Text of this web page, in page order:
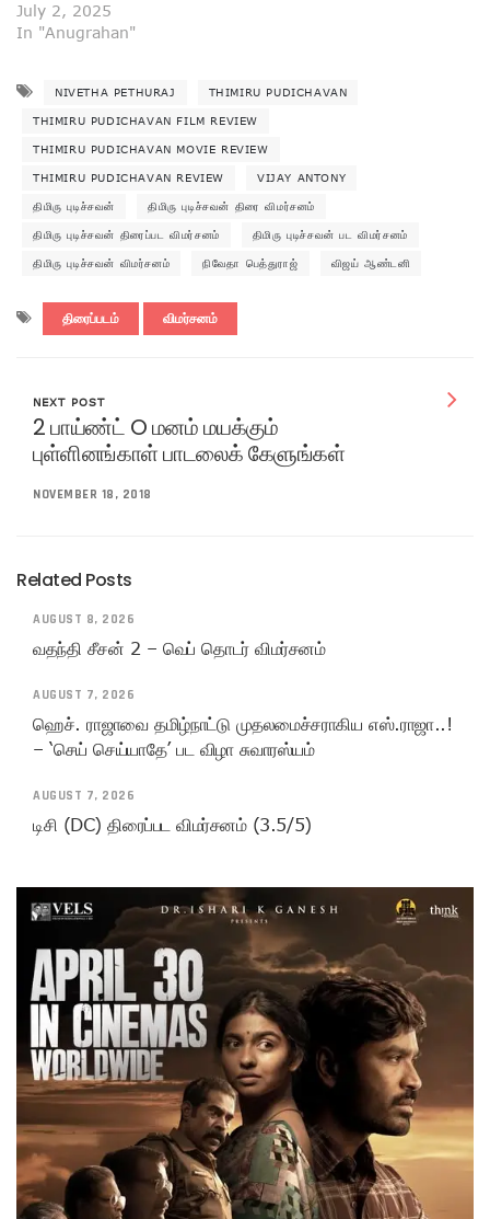
July 2, 2025
In "Anugrahan"
NIVETHA PETHURAJ THIMIRU PUDICHAVAN
THIMIRU PUDICHAVAN FILM REVIEW
THIMIRU PUDICHAVAN MOVIE REVIEW
THIMIRU PUDICHAVAN REVIEW VIJAY ANTONY
திமிரு புடிச்சவன் திமிரு புடிச்சவன் திரை விமர்சனம்
திமிரு புடிச்சவன் திரைப்பட விமர்சனம் திமிரு புடிச்சவன் பட விமர்சனம்
திமிரு புடிச்சவன் விமர்சனம் நிவேதா பெத்துராஜ் விஜய் ஆண்டனி
திரைப்படம் விமர்சனம்
NEXT POST
2 பாய்ண்ட் O மனம் மயக்கும்
புள்ளினங்காள் பாடலைக் கேளுங்கள்
NOVEMBER 18, 2018
Related Posts
AUGUST 8, 2026
வதந்தி சீசன் 2 – வெப் தொடர் விமர்சனம்
AUGUST 7, 2026
ஹெச். ராஜாவை தமிழ்நாட்டு முதலமைச்சராகிய எஸ்.ராஜா..!
– ‘செய் செய்யாதே’ பட விழா சுவாரஸ்யம்
AUGUST 7, 2026
டிசி (DC) திரைப்பட விமர்சனம் (3.5/5)